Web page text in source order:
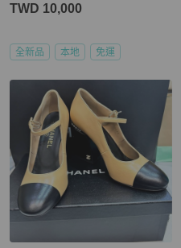
TWD 10,000
全新品 本地 免運